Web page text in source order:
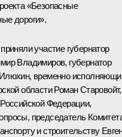
«Безопасные
дороги».
участие губернатор
Владимиров, губернатор
временно
области Роман Старовойт,
Федерации,
председатель
и строительству